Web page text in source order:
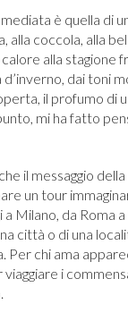
è quella di
alla coccola, alla
alla stagione
d’inverno, dai toni
il profumo di
mi ha fatto
il messaggio
un tour
a Milano, da Roma
città o di una
Per chi ama
i